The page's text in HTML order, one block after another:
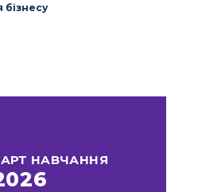
НАВЧАННЯ